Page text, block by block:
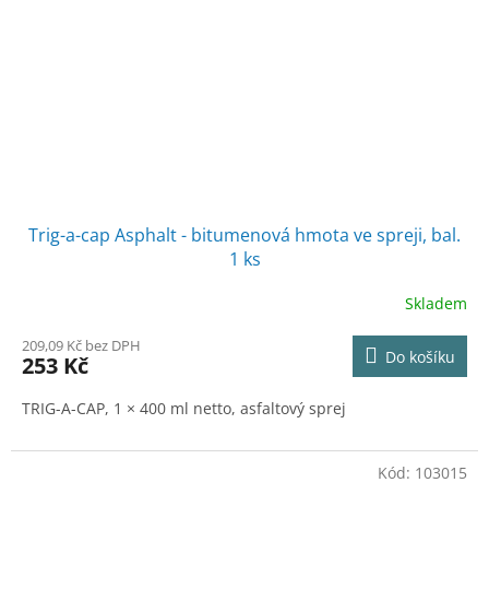
Trig-a-cap Asphalt - bitumenová hmota ve spreji, bal.
1 ks
Skladem
209,09 Kč bez DPH
253 Kč Do košíku
TRIG-A-CAP, 1 × 400 ml netto, asfaltový sprej
Kód: 103015